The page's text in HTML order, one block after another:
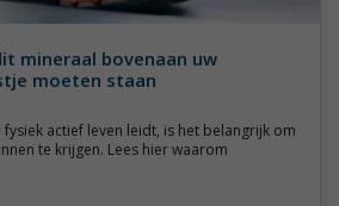
mineraal bovenaan uw
moeten staan
actief leven leidt, is het belangrijk om
te krijgen. Lees hier waarom